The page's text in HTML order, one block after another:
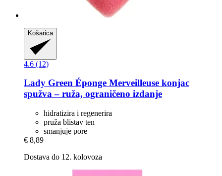
Košarica
4.6 (12)
Lady Green Éponge Merveilleuse konjac
spužva – ruža, ograničeno izdanje
hidratizira i regenerira
pruža blistav ten
smanjuje pore
€ 8,89
Dostava do 12. kolovoza